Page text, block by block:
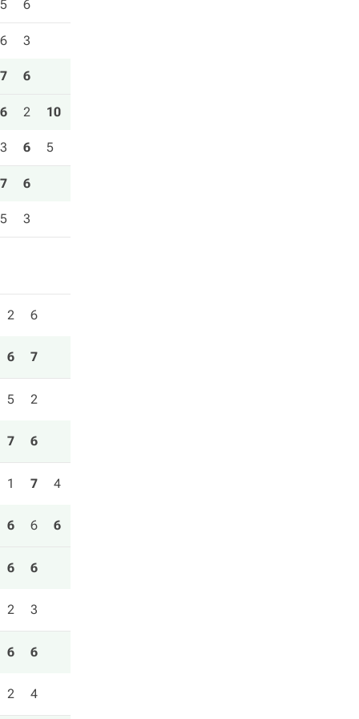
5 6
6 3
7 6
6 2 10
3 6 5
7 6
5 3
2 6
6 7
5 2
7 6
1 7 4
6 6 6
6 6
2 3
6 6
2 4